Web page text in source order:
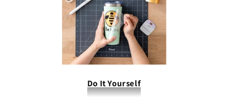
Do It Yourself